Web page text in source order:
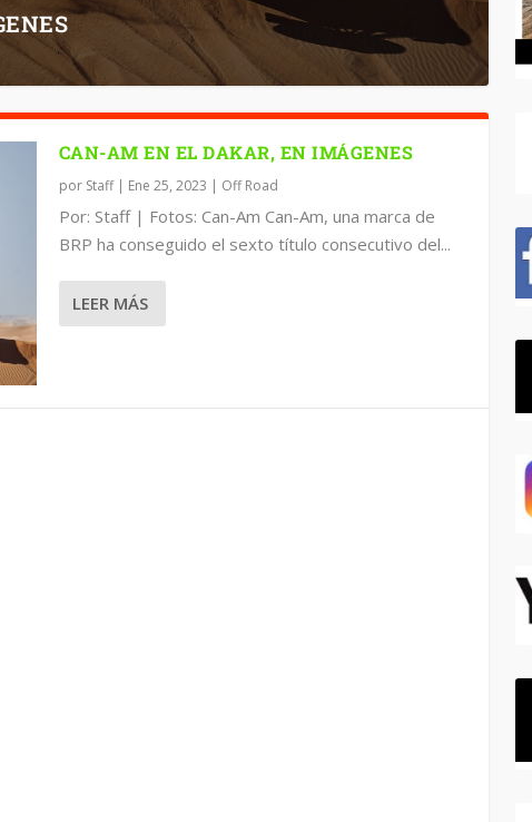
CAN-AM EN EL DAKAR, EN IMÁGENES
por Staff| Ene 25, 2023 | Off Road
Por: Staff | Fotos: Can-Am Can-Am, una marca de
BRP ha conseguido el sexto título consecutivo del...
LEER MÁS